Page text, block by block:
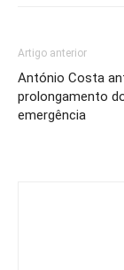
Artigo anterior
António Costa
prolongamento
emergência